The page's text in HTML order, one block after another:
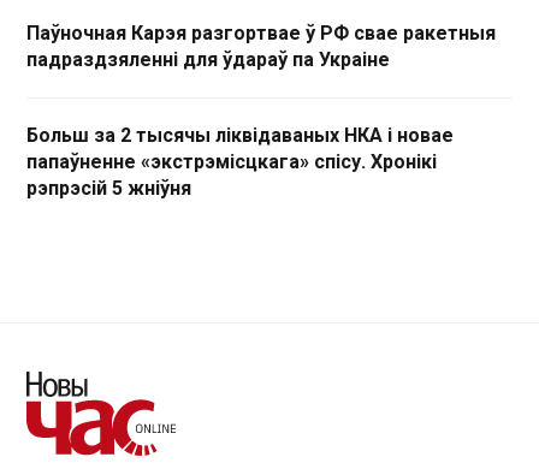
Паўночная Карэя разгортвае ў РФ свае ракетныя
падраздзяленні для ўдараў па Украіне
Больш за 2 тысячы ліквідаваных НКА і новае
папаўненне «экстрэмісцкага» спісу. Хронікі
рэпрэсій 5 жніўня